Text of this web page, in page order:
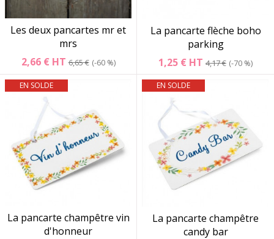
Les deux pancartes mr et
mrs
2,66 € HT6,65 € -60 %
La pancarte flèche boho
parking
1,25 € HT 4,17 € -70 %
EN SOLDE
La pancarte champêtre vin
d'honneur
EN SOLDE
La pancarte champêtre
candy bar